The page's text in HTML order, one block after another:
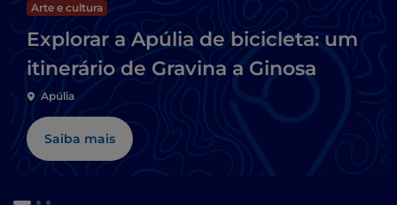
Arte e cultura
Explorar a Apúlia de bicicleta: um
itinerário de Gravina a Ginosa
Apúlia
Saiba mais